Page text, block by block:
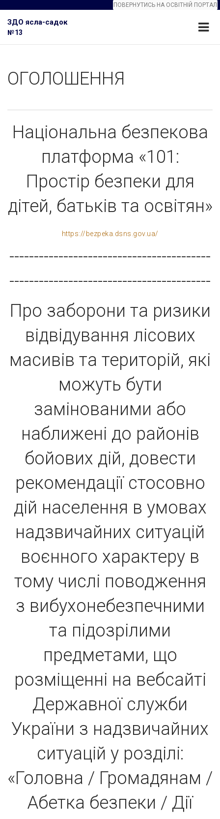
ПОВЕРНУТИСЬ НА ОСВІТНІЙ ПОРТАЛ
ЗДО ясла-садок
№13
ОГОЛОШЕННЯ
Національна безпекова
платформа «101:
Простір безпеки для
дітей, батьків та освітян»
https://bezpeka.dsns.gov.ua/
-----------------------------------------
-----------------------------------------
Про заборони та ризики
відвідування лісових
масивів та територій, які
можуть бути
замінованими або
наближені до районів
бойових дій, довести
рекомендації стосовно
дій населення в умовах
надзвичайних ситуацій
воєнного характеру в
тому числі поводження
з вибухонебезпечними
та підозрілими
предметами, що
розміщенні на вебсайті
Державної служби
України з надзвичайних
ситуацій у розділі:
«Головна / Громадянам /
Абетка безпеки / Дії